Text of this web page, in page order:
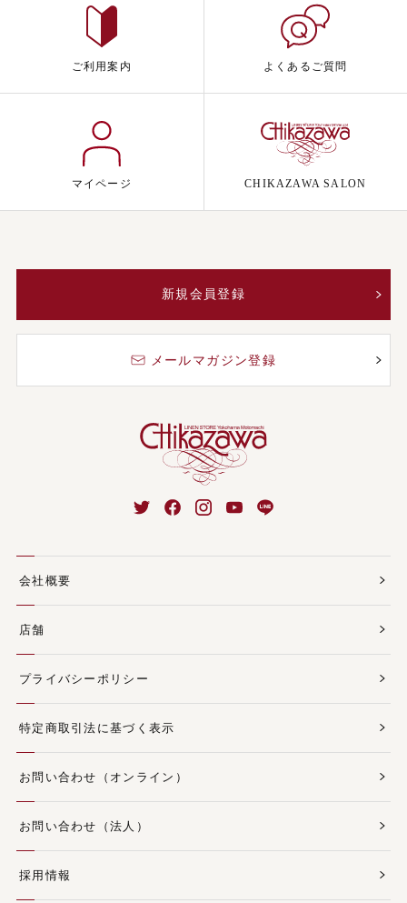
ご利用案内 よくあるご質問
マイページ CHIKAZAWA SALON
新規会員登録
メールマガジン登録
会社概要
店舗
プライバシーポリシー
特定商取引法に基づく表示
お問い合わせ（オンライン）
お問い合わせ（法人）
採用情報